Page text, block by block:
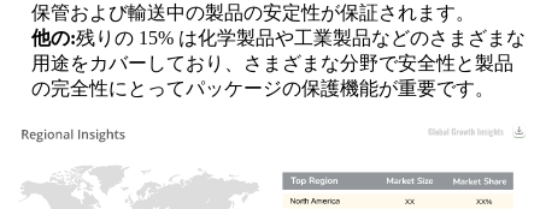
保管および輸送中の製品の安定性が保証されます。
他の:残りの 15% は化学製品や工業製品などのさまざまな
用途をカバーしており、さまざまな分野で安全性と製品
の完全性にとってパッケージの保護機能が重要です。
XX%
XX